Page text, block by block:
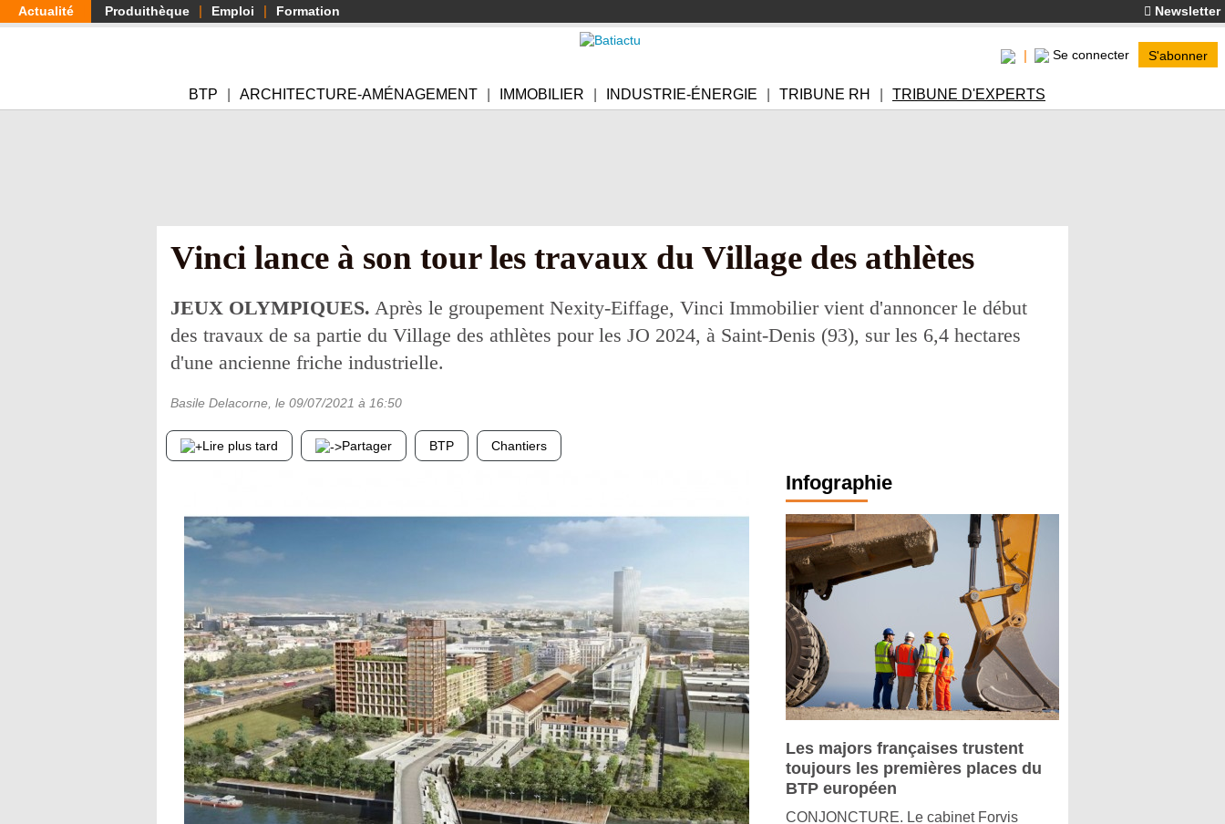
Aller
au
Actualité Produithèque Emploi Formation Newsletter
Se connecter S'abonner
BTP ARCHITECTURE-AMÉNAGEMENT IMMOBILIER INDUSTRIE-ÉNERGIE TRIBUNE RH TRIBUNE D'EXPERTS
Vinci lance à son tour les travaux du Village des athlètes
JEUX OLYMPIQUES. Après le groupement Nexity-Eiffage, Vinci Immobilier vient d'annoncer le début
des travaux de sa partie du Village des athlètes pour les JO 2024, à Saint-Denis (93), sur les 6,4 hectares
d'une ancienne friche industrielle.
Basile Delacorne , le 09/07/2021 à 16:50
Lire plus tard Partager BTP Chantiers
Infographie
Les majors françaises trustent
toujours les premières places du
BTP européen
CONJONCTURE. Le cabinet Forvis